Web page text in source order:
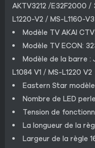
AKTV3212 /E32F2000 /
L1220-V2 / MS-L1160-V3
Modèle TV AKAI
Modèle TV ECON:
Modèle de la barre :
L1084 V1 / MS-L1220 V2
Eastern Star
Nombre de LED
Tension de
La longueur de la
Largeur de la règle